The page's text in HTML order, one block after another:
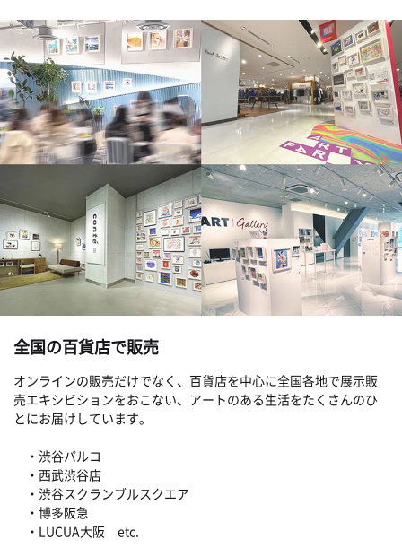
全国の百貨店で販売
オンラインの販売だけでなく、百貨店を中心に全国各地で展示販
売エキシビションをおこない、アートのある生活をたくさんのひ
とにお届けしています。
・渋谷パルコ
・西武渋谷店
・渋谷スクランブルスクエア
・博多阪急
・LUCUA大阪 etc.